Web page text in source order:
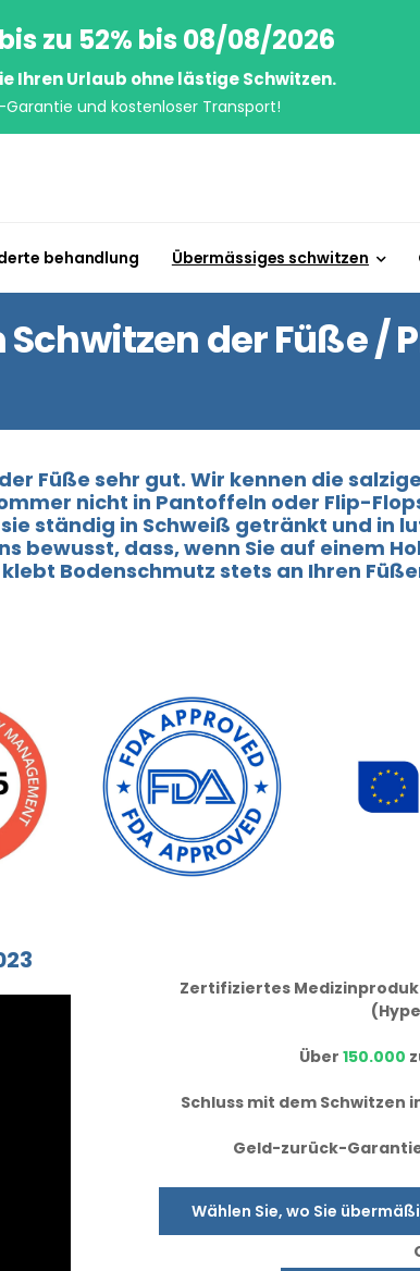
zu 52% bis 08/08/2026
Ihren Urlaub ohne lästige Schwitzen.
und kostenloser Transport!
behandlung Übermässiges schwitzen
der Füße /
Füße sehr gut. Wir kennen die
nicht in Pantoffeln oder Flip-
ständig in Schweiß getränkt und in
bewusst, dass, wenn Sie auf einem
Bodenschmutz stets an Ihren
Zertifiziertes
Über 150.000
Schluss mit dem Schwitzen
Geld-zurück-
Wählen Sie, wo Sie